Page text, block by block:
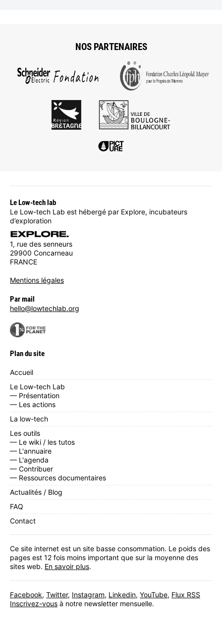
NOS PARTENAIRES
Le Low-tech lab
Le Low-tech Lab est hébergé par Explore, incubateurs
d’exploration
1, rue des senneurs
29900 Concarneau
FRANCE
Mentions légales
Par mail
hello@lowtechlab.org
Plan du site
Accueil
Le Low-tech Lab
— Présentation
— Les actions
La low-tech
Les outils
— Le wiki / les tutos
— L'annuaire
— L'agenda
— Contribuer
— Ressources documentaires
Actualités / Blog
FAQ
Contact
Ce site internet est un site basse consommation. Le poids des
pages est 12 fois moins important que sur la moyenne des
sites web. En savoir plus.
Facebook, Twitter, Instagram, Linkedin, YouTube, Flux RSS
Inscrivez-vous à notre newsletter mensuelle.